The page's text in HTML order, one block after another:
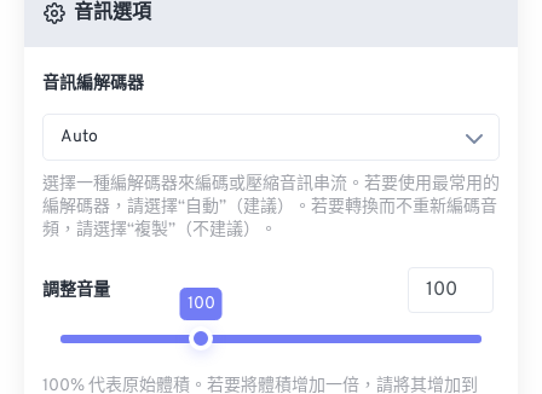
音訊選項
音訊編解碼器
Auto
選擇一種編解碼器來編碼或壓縮音訊串流。若要使用最常用的
編解碼器，請選擇“自動”（建議）。若要轉換而不重新編碼音
頻，請選擇“複製”（不建議）。
調整音量
100
100% 代表原始體積。若要將體積增加一倍，請將其增加到